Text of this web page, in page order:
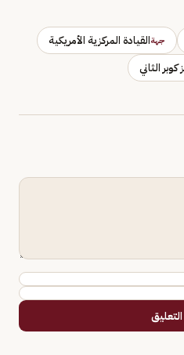
جهةالقيادة المركزية الأمريكية
كوبر الثاني